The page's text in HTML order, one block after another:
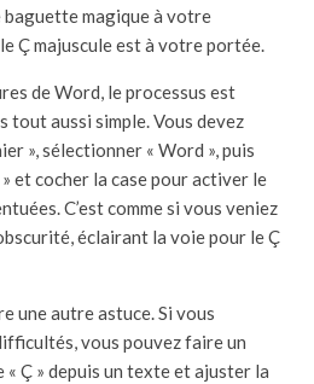
baguette magique à votre
Ç majuscule est à votre portée.
de Word, le processus est
tout aussi simple. Vous devez
», sélectionner « Word », puis
et cocher la case pour activer le
C’est comme si vous veniez
éclairant la voie pour le Ç
une autre astuce. Si vous
vous pouvez faire un
Ç » depuis un texte et ajuster la